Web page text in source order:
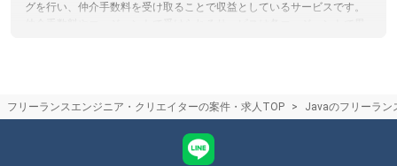
グを行い、仲介手数料を受け取ることで収益としているサービスです。
最近は在宅/リモートワーク可能な案件が増えており、フリーランスエー
多いエージェントやリモート案件が多いエージェントなど、エージェン
トによって特徴がありますので、リモート案件に強いエージェントを選
フリーランスエンジニア・クリエイターの案件・求人TOP Javaのフリーラン